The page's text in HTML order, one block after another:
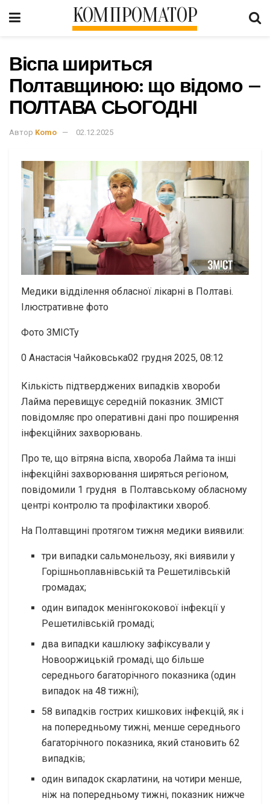
КОМПРОМАТОР
Віспа шириться
Полтавщиною: що відомо –
ПОЛТАВА СЬОГОДНІ
Автор Komo 02.12.2025
Медики відділення обласної лікарні в Полтаві.
Ілюстративне фото
Фото ЗМІСТу
0 Анастасія Чайковська02 грудня 2025, 08:12
Кількість підтверджених випадків хвороби
Лайма перевищує середній показник. ЗМІСТ
повідомляє про оперативні дані про поширення
інфекційних захворювань.
Про те, що вітряна віспа, хвороба Лайма та інші
інфекційні захворювання ширяться регіоном,
повідомили 1 грудня в Полтавському обласному
центрі контролю та профілактики хвороб.
На Полтавщині протягом тижня медики виявили:
три випадки сальмонельозу, які виявили у
Горішньоплавнівській та Решетилівській
громадах;
один випадок менінгококової інфекції у
Решетилівській громаді;
два випадки кашлюку зафіксували у
Новооржицькій громаді, що більше
середнього багаторічного показника (один
випадок на 48 тижні);
58 випадків гострих кишкових інфекцій, як і
на попередньому тижні, менше середнього
багаторічного показника, який становить 62
випадків;
один випадок скарлатини, на чотири менше,
ніж на попередньому тижні, показник нижче